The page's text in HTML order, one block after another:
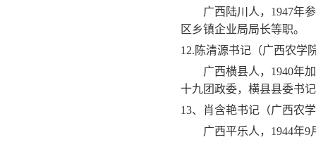
广西陆川人， 1947年
区乡镇企业局局长等职。
12. 陈清源书记（广西农学
广西横县人， 1940年
十九团政委，横县县委书
13、肖含艳书记（广西农
广西平乐人， 1944年9